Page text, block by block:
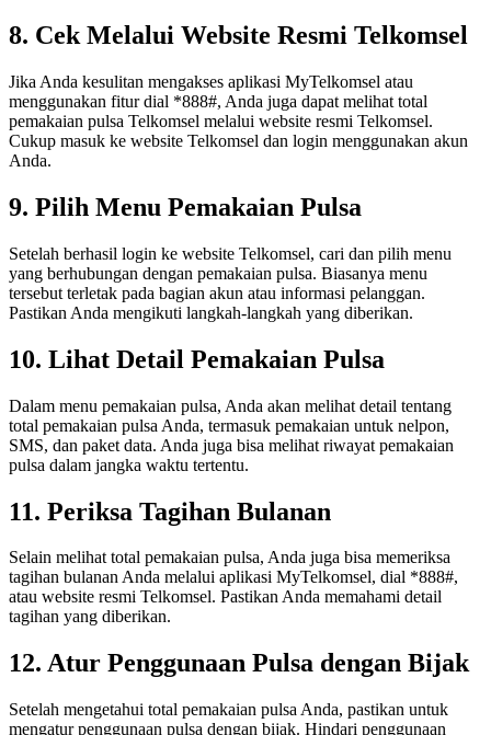
8. Cek Melalui Website Resmi Telkomsel
Jika Anda kesulitan mengakses aplikasi MyTelkomsel atau
menggunakan fitur dial *888#, Anda juga dapat melihat total
pemakaian pulsa Telkomsel melalui website resmi Telkomsel.
Cukup masuk ke website Telkomsel dan login menggunakan akun
Anda.
9. Pilih Menu Pemakaian Pulsa
Setelah berhasil login ke website Telkomsel, cari dan pilih menu
yang berhubungan dengan pemakaian pulsa. Biasanya menu
tersebut terletak pada bagian akun atau informasi pelanggan.
Pastikan Anda mengikuti langkah-langkah yang diberikan.
10. Lihat Detail Pemakaian Pulsa
Dalam menu pemakaian pulsa, Anda akan melihat detail tentang
total pemakaian pulsa Anda, termasuk pemakaian untuk nelpon,
SMS, dan paket data. Anda juga bisa melihat riwayat pemakaian
pulsa dalam jangka waktu tertentu.
11. Periksa Tagihan Bulanan
Selain melihat total pemakaian pulsa, Anda juga bisa memeriksa
tagihan bulanan Anda melalui aplikasi MyTelkomsel, dial *888#,
atau website resmi Telkomsel. Pastikan Anda memahami detail
tagihan yang diberikan.
12. Atur Penggunaan Pulsa dengan Bijak
Setelah mengetahui total pemakaian pulsa Anda, pastikan untuk
mengatur penggunaan pulsa dengan bijak. Hindari penggunaan